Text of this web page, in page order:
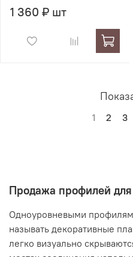
1 360 ₽ шт
1 2 3
Продажа профилей
Одноуровневыми
называть декоративные
легко визуально